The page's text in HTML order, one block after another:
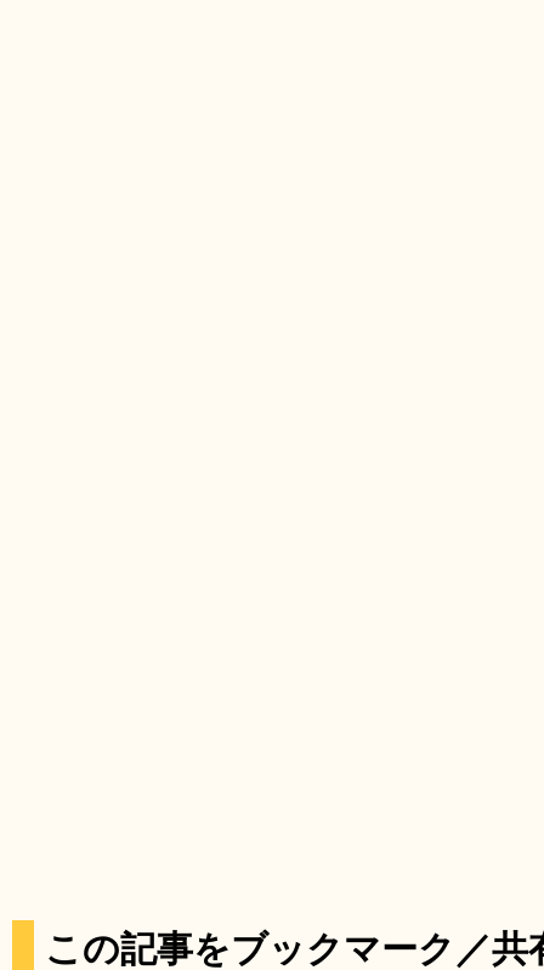
この記事をブックマーク／共